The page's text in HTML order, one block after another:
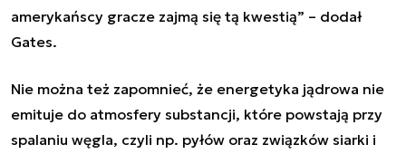
amerykańscy gracze zajmą się tą kwestią” – dodał
Gates.
Nie można też zapomnieć, że energetyka jądrowa nie
emituje do atmosfery substancji, które powstają przy
spalaniu węgla, czyli np. pyłów oraz związków siarki i